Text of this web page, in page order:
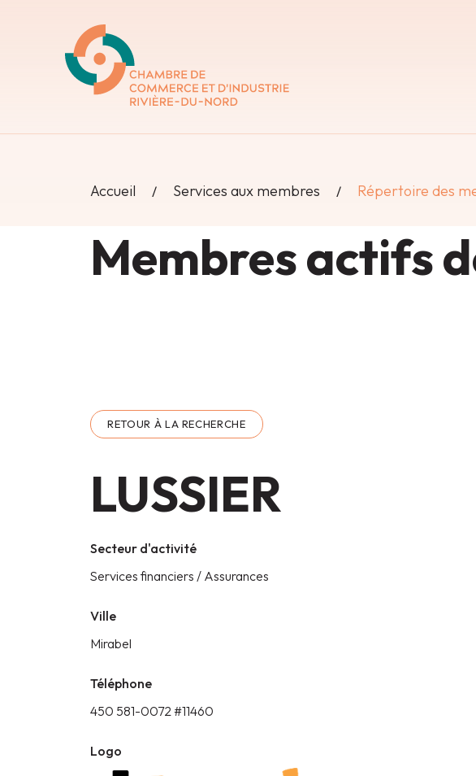
Accueil Services aux membres Répertoire des
Membres actifs
RETOUR À LA RECHERCHE
LUSSIER
Secteur d'activité
Services financiers / Assurances
Ville
Mirabel
Téléphone
450 581-0072 #11460
Logo